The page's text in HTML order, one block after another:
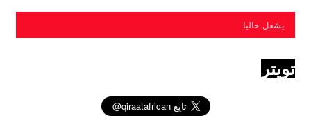
يشغل حاليا
تويتر